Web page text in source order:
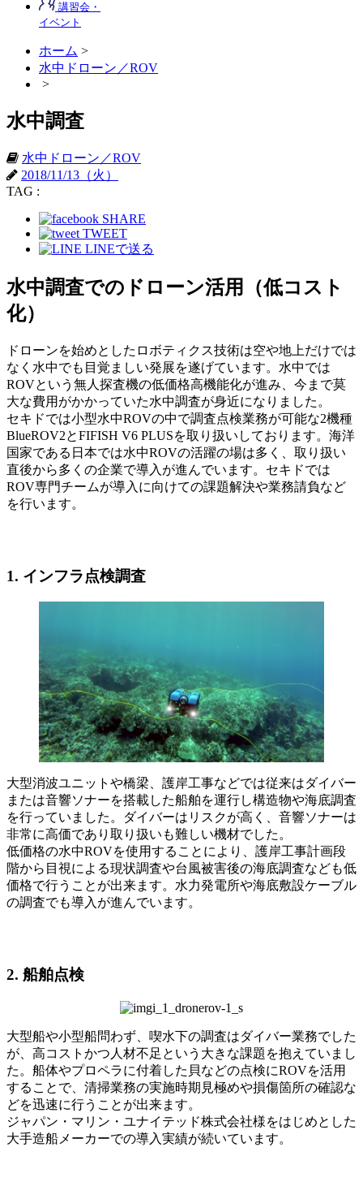
講習会・
イベント
ホーム >
水中ドローン／ROV
>
水中調査
水中ドローン／ROV
2018/11/13（火）
TAG :
SHARE
TWEET
LINEで送る
水中調査でのドローン活用（低コスト
化）
ドローンを始めとしたロボティクス技術は空や地上だけでは
なく水中でも目覚ましい発展を遂げています。水中では
ROVという無人探査機の低価格高機能化が進み、今まで莫
大な費用がかかっていた水中調査が身近になりました。
セキドでは小型水中ROVの中で調査点検業務が可能な2機種
BlueROV2とFIFISH V6 PLUSを取り扱いしております。海洋
国家である日本では水中ROVの活躍の場は多く、取り扱い
直後から多くの企業で導入が進んでいます。セキドでは
ROV専門チームが導入に向けての課題解決や業務請負など
を行います。
1. インフラ点検調査
大型消波ユニットや橋梁、護岸工事などでは従来はダイバー
または音響ソナーを搭載した船舶を運行し構造物や海底調査
を行っていました。ダイバーはリスクが高く、音響ソナーは
非常に高価であり取り扱いも難しい機材でした。
低価格の水中ROVを使用することにより、護岸工事計画段
階から目視による現状調査や台風被害後の海底調査なども低
価格で行うことが出来ます。水力発電所や海底敷設ケーブル
の調査でも導入が進んでいます。
2. 船舶点検
大型船や小型船問わず、喫水下の調査はダイバー業務でした
が、高コストかつ人材不足という大きな課題を抱えていまし
た。船体やプロペラに付着した貝などの点検にROVを活用
することで、清掃業務の実施時期見極めや損傷箇所の確認な
どを迅速に行うことが出来ます。
ジャパン・マリン・ユナイテッド株式会社様をはじめとした
大手造船メーカーでの導入実績が続いています。